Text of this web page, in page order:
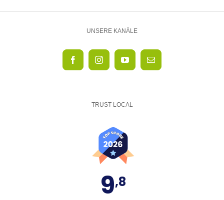
UNSERE KANÄLE
TRUST LOCAL
9,8